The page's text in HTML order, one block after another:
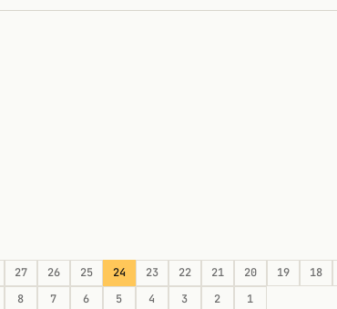
27 26 25 24 23 22 21 20 19 18
8 7 6 5 4 3 2 1